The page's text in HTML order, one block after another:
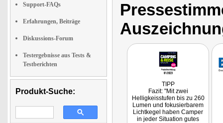
Support-FAQs
Erfahrungen, Beiträge
Diskussions-Forum
Testergebnisse aus Tests &
Testberichten
Produkt-Suche:
TIPP
Fazit: "Mit zwei
Helligkeisstufen bis zu 260
Lumen und fokusierbarem
Lichtkegel haben Camper
in jeder Situation gutes